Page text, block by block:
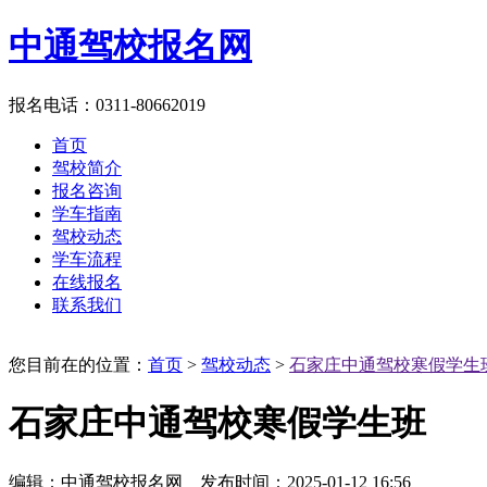
中通驾校报名网
报名电话：0311-80662019
首页
驾校简介
报名咨询
学车指南
驾校动态
学车流程
在线报名
联系我们
您目前在的位置： 首页 > 驾校动态 > 石家庄中通驾校寒假学生
石家庄中通驾校寒假学生班
编辑：中通驾校报名网 发布时间：2025-01-12 16:56